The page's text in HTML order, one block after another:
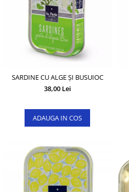
SARDINE CU ALGE ȘI BUSUIOC
38,00 Lei
ADAUGA IN COS